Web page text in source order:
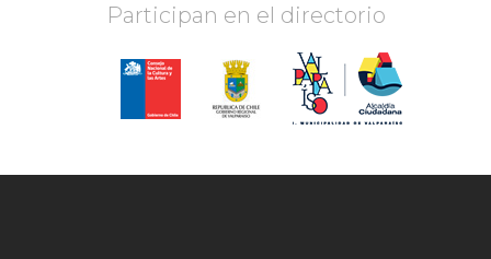
Participan en el directorio